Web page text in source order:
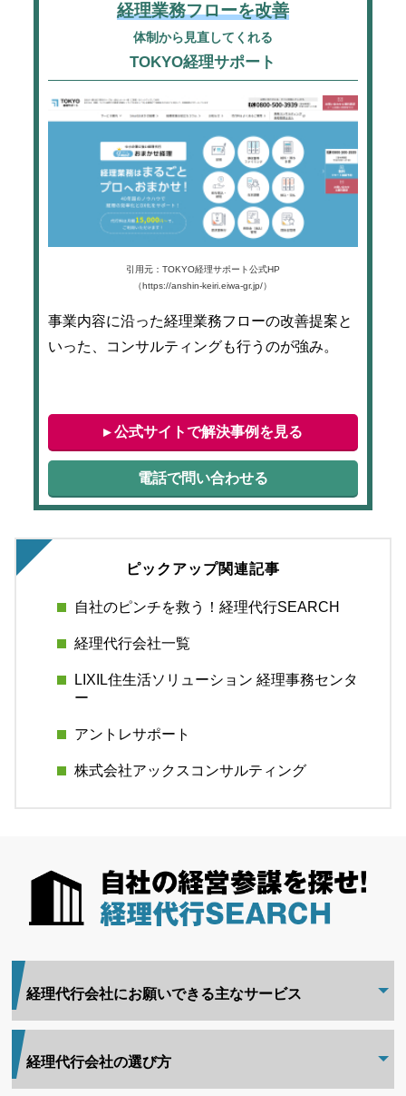
経理業務フローを改善
体制から見直してくれる
TOKYO経理サポート
引用元：TOKYO経理サポート公式HP
（https://anshin-keiri.eiwa-gr.jp/）
事業内容に沿った経理業務フローの改善提案と
いった、コンサルティングも行うのが強み。
▸ 公式サイトで解決事例を見る
電話で問い合わせる
ピックアップ関連記事
自社のピンチを救う！経理代行SEARCH
経理代行会社一覧
LIXIL住生活ソリューション 経理事務センタ
ー
アントレサポート
株式会社アックスコンサルティング
経理代行会社にお願いできる主なサービス
経理代行会社の選び方